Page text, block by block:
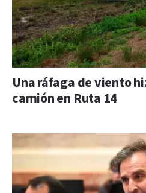
Una ráfaga de viento
camión en Ruta 14